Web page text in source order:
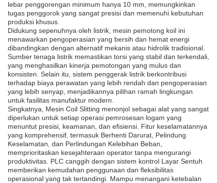
lebar penggorengan minimum hanya 10 mm, memungkinkan
tugas penggorok yang sangat presisi dan memenuhi kebutuhan
produksi khusus.
Didukung sepenuhnya oleh listrik, mesin pemotong koil ini
menawarkan pengoperasian yang bersih dan hemat energi
dibandingkan dengan alternatif mekanis atau hidrolik tradisional.
Sumber tenaga listrik memastikan torsi yang stabil dan terkendali,
yang menghasilkan kinerja pemotongan yang mulus dan
konsisten. Selain itu, sistem penggerak listrik berkontribusi
terhadap biaya perawatan yang lebih rendah dan pengoperasian
yang lebih senyap, menjadikannya pilihan ramah lingkungan
untuk fasilitas manufaktur modern.
Singkatnya, Mesin Coil Slitting menonjol sebagai alat yang sangat
diperlukan untuk setiap operasi pemrosesan logam yang
menuntut presisi, keamanan, dan efisiensi. Fitur keselamatannya
yang komprehensif, termasuk Berhenti Darurat, Pelindung
Keselamatan, dan Perlindungan Kelebihan Beban,
memprioritaskan kesejahteraan operator tanpa mengurangi
produktivitas. PLC canggih dengan sistem kontrol Layar Sentuh
memberikan kemudahan penggunaan dan fleksibilitas
operasional yang tak tertandingi. Mampu menangani ketebalan